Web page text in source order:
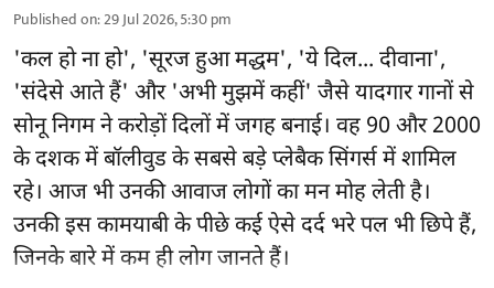
Published on:29 Jul 2026, 5:30 pm
'कल हो ना हो', 'सूरज हुआ मद्धम', 'ये दिल... दीवाना',
'संदेसे आते हैं' और 'अभी मुझमें कहीं' जैसे यादगार गानों से
सोनू निगम ने करोड़ों दिलों में जगह बनाई। वह 90 और 2000
के दशक में बॉलीवुड के सबसे बड़े प्लेबैक सिंगर्स में शामिल
रहे। आज भी उनकी आवाज लोगों का मन मोह लेती है।
उनकी इस कामयाबी के पीछे कई ऐसे दर्द भरे पल भी छिपे हैं,
जिनके बारे में कम ही लोग जानते हैं।